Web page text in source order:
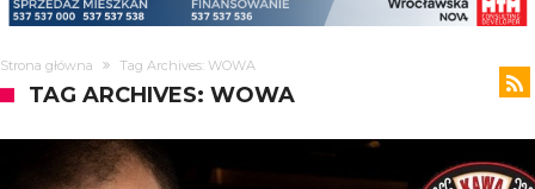
Strona główna Tag Archives: WOWA
TAG ARCHIVES: WOWA